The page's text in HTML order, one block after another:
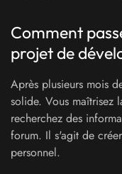
Comment
projet de
Après plusieurs mois
solide. Vous maîtrisez
recherchez des
forum. Il s'agit de
personnel.